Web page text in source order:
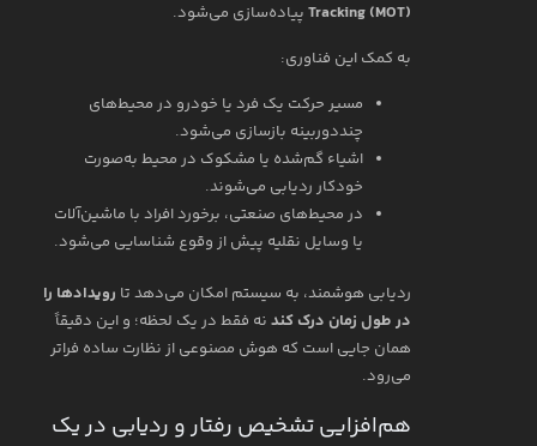
Tracking (MOT) پیاده‌سازی می‌شود.
به کمک این فناوری:
مسیر حرکت یک فرد یا خودرو در محیط‌های
چند‌دوربینه بازسازی می‌شود.
اشیاء گم‌شده یا مشکوک در محیط به‌صورت
خودکار ردیابی می‌شوند.
در محیط‌های صنعتی، برخورد افراد با ماشین‌آلات
یا وسایل نقلیه پیش از وقوع شناسایی می‌شود.
ردیابی هوشمند، به سیستم امکان می‌دهد تا رویدادها را
در طول زمان درک کند نه فقط در یک لحظه؛ و این دقیقاً
همان جایی است که هوش مصنوعی از نظارت ساده فراتر
می‌رود.
هم‌افزایی تشخیص رفتار و ردیابی در یک